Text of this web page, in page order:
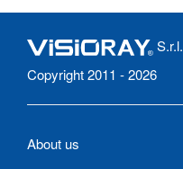
S.r.l.
Copyright 2011 - 2026
About us